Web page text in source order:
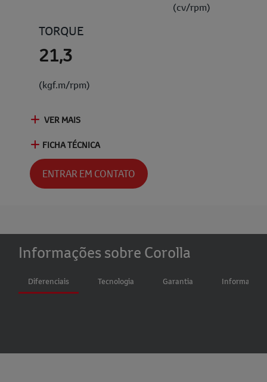
(cv/rpm)
TORQUE
21,3
(kgf.m/rpm)
VER MAIS
FICHA TÉCNICA
ENTRAR EM CONTATO
Informações sobre Corolla
Diferenciais Tecnologia Garantia Informações